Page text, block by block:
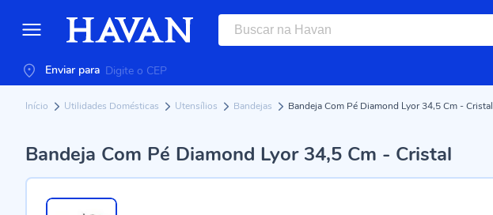
Enviar para
Início Utilidades Domésticas Utensílios Bandejas Bandeja Com Pé Diamond Lyor 34,5 Cm - Cristal
Bandeja Com Pé Diamond Lyor 34,5 Cm - Cristal